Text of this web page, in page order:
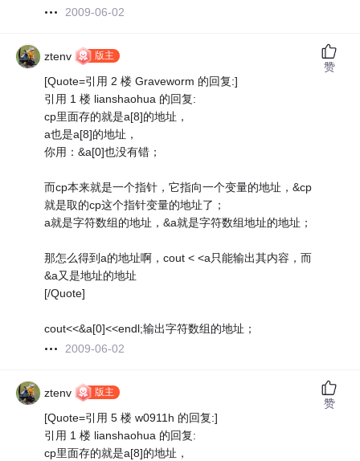
2009-06-02
ztenv 版主
[Quote=引用 2 楼 Graveworm 的回复:]
引用 1 楼 lianshaohua 的回复:
cp里面存的就是a[8]的地址，
a也是a[8]的地址，
你用：&a[0]也没有错；
而cp本来就是一个指针，它指向一个变量的地址，&cp
就是取的cp这个指针变量的地址了；
a就是字符数组的地址，&a就是字符数组地址的地址；
那怎么得到a的地址啊，cout < <a只能输出其内容，而
&a又是地址的地址
[/Quote]
cout<<&a[0]<<endl;输出字符数组的地址；
2009-06-02
赞
ztenv 版主
[Quote=引用 5 楼 w0911h 的回复:]
引用 1 楼 lianshaohua 的回复:
cp里面存的就是a[8]的地址，
赞